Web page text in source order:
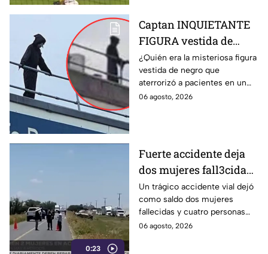
Captan INQUIETANTE
FIGURA vestida de
n3gro sobre un
hospital; aseguran era
‘LA MU3RTE’ que venía
por los enfermos
¿Quién era la misteriosa figura
vestida de negro que
aterrorizó a pacientes en un
hospital de Gales? Descubre la
06 agosto, 2026
0:23
Fuerte accidente deja
dos mujeres fall3cidas
y cuatro personas más
heridas
Un trágico accidente vial dejó
como saldo dos mujeres
fallecidas y cuatro personas
heridas. Cuerpos de
06 agosto, 2026